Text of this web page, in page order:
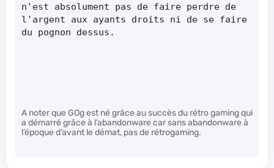
n'est absolument pas de faire perdre de
l'argent aux ayants droits ni de se faire
du pognon dessus.
A noter que GOg est né grâce au succès du rétro gaming qui
a démarré grâce à l’abandonware car sans abandonware à
l’époque d’avant le démat, pas de rétrogaming.